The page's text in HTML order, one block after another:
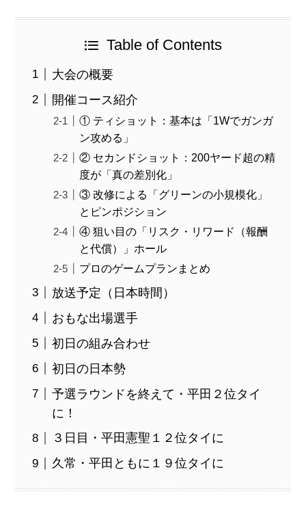
Table of Contents
大会の概要
開催コース紹介
① ティショット：基本は「1Wでガンガ
ン攻める」
② セカンドショット：200ヤード超の精
度が「真の差別化」
③ 改修による「グリーンの小規模化」
とピンポジション
④ 狙い目の「リスク・リワード（報酬
と代償）」ホール
プロのゲームプランまとめ
放送予定（日本時間）
おもな出場選手
初日の組み合わせ
初日の日本勢
予選ラウンドを終えて・平田２位タイ
に！
３日目・平田憲聖１２位タイに
久常・平田ともに１９位タイに